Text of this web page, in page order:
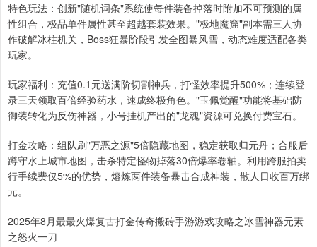
特色玩法：创新"随机词条"系统使每件装备掉落时附加不可预测的属
性组合，极品单件属性甚至超越套装效果。"极地魔窟"副本需三人协
作破解冰柱机关，Boss狂暴阶段引发全图暴风雪，动态难度适配各类
玩家。
玩家福利：充值0.1元送满阶切割神兵，打怪效率提升500%；连续登
录三天领取百倍经验药水，速成终极角色。"玉佩觉醒"功能将基础防
御装转化为反伤神器，小号挂机产出的"龙魂"资源可兑换付费宝石。
打金攻略：组队刷"万恶之源"5倍隐藏地图，稳定获取归元丹；合服后
蹲守水上城市地图，击杀特定怪物掉落30倍爆率卷轴。利用跨服拍卖
行手续费仅5%的优势，熔炼两件装备暴击合成神装，散人日收百万绑
元。
2025年8月最最火爆复古打金传奇搬砖手游游戏攻略之冰雪神器元素
之怒火一刀